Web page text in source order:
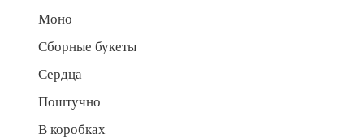
Моно
Сборные букеты
Сердца
Поштучно
В коробках